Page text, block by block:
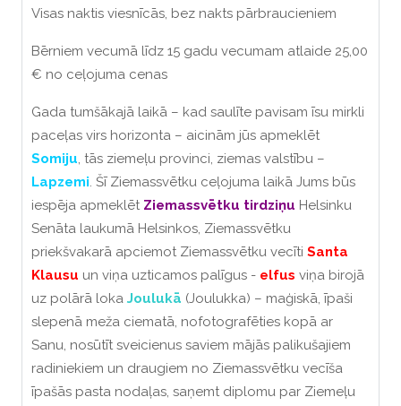
Visas naktis viesnīcās, bez nakts pārbraucieniem
Bērniem vecumā līdz 15 gadu vecumam atlaide 25,00
€ no ceļojuma cenas
Gada tumšākajā laikā – kad saulīte pavisam īsu mirkli
paceļas virs horizonta – aicinām jūs apmeklēt
Somiju, tās ziemeļu provinci, ziemas valstību –
Lapzemi. Šī Ziemassvētku ceļojuma laikā Jums būs
iespēja apmeklēt Ziemassvētku tirdziņu Helsinku
Senāta laukumā Helsinkos, Ziemassvētku
priekšvakarā apciemot Ziemassvētku vecīti Santa
Klausu un viņa uzticamos palīgus - elfus viņa birojā
uz polārā loka Joulukā (Joulukka) – maģiskā, īpaši
slepenā meža ciematā, nofotografēties kopā ar
Sanu, nosūtīt sveicienus saviem mājās palikušajiem
radiniekiem un draugiem no Ziemassvētku vecīša
īpašās pasta nodaļas, saņemt diplomu par Ziemeļu